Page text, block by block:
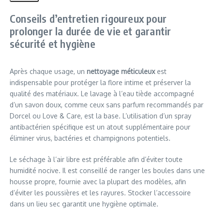
Conseils d’entretien rigoureux pour
prolonger la durée de vie et garantir
sécurité et hygiène
Après chaque usage, un nettoyage méticuleuxest
indispensable pour protéger la flore intime et préserver la
qualité des matériaux. Le lavage à l’eau tiède accompagné
d’un savon doux, comme ceux sans parfum recommandés par
Dorcel ou Love & Care, est la base. L’utilisation d’un spray
antibactérien spécifique est un atout supplémentaire pour
éliminer virus, bactéries et champignons potentiels.
Le séchage à l’air libre est préférable afin d’éviter toute
humidité nocive. Il est conseillé de ranger les boules dans une
housse propre, fournie avec la plupart des modèles, afin
d’éviter les poussières et les rayures. Stocker l’accessoire
dans un lieu sec garantit une hygiène optimale.